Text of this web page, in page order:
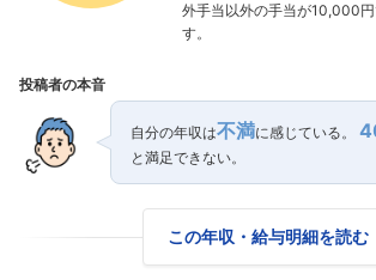
外手当以外の手当が10,000
す。
投稿者の本音
自分の年収は不満に感じている。
と満足できない。
この年収・給与明細を読む